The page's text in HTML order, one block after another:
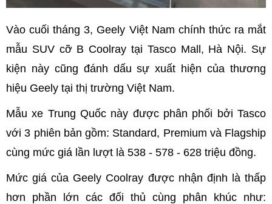
Vào cuối tháng 3, Geely Việt Nam chính thức ra mắt
mẫu SUV cỡ B Coolray tại Tasco Mall, Hà Nội. Sự
kiện này cũng đánh dấu sự xuất hiện của thương
hiệu Geely tại thị trường Việt Nam.
Mẫu xe Trung Quốc này được phân phối bởi Tasco
với 3 phiên bản gồm: Standard, Premium và Flagship
cùng mức giá lần lượt là 538 - 578 - 628 triệu đồng.
Mức giá của Geely Coolray được nhận định là thấp
hơn phần lớn các đối thủ cùng phân khúc như: